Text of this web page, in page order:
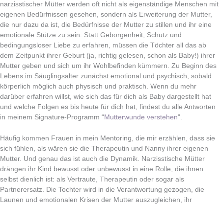
narzisstischer Mütter werden oft nicht als eigenständige Menschen mit
eigenen Bedürfnissen gesehen, sondern als Erweiterung der Mutter,
die nur dazu da ist, die Bedürfnisse der Mutter zu stillen und ihr eine
emotionale Stütze zu sein. Statt Geborgenheit, Schutz und
bedingungsloser Liebe zu erfahren, müssen die Töchter all das ab
dem Zeitpunkt ihrer Geburt (ja, richtig gelesen, schon als Baby!) ihrer
Mutter geben und sich um ihr Wohlbefinden kümmern. Zu Beginn des
Lebens im Säuglingsalter zunächst emotional und psychisch, sobald
körperlich möglich auch physisch und praktisch. Wenn du mehr
darüber erfahren willst, wie sich das für dich als Baby dargestellt hat
und welche Folgen es bis heute für dich hat, findest du alle Antworten
in meinem Signature-Programm “ Mutterwunde verstehen”.
Häufig kommen Frauen in mein Mentoring, die mir erzählen, dass sie
sich fühlen, als wären sie die Therapeutin und Nanny ihrer eigenen
Mutter. Und genau das ist auch die Dynamik. Narzisstische Mütter
drängen ihr Kind bewusst oder unbewusst in eine Rolle, die ihnen
selbst dienlich ist: als Vertraute, Therapeutin oder sogar als
Partnerersatz. Die Tochter wird in die Verantwortung gezogen, die
Launen und emotionalen Krisen der Mutter auszugleichen, ihr